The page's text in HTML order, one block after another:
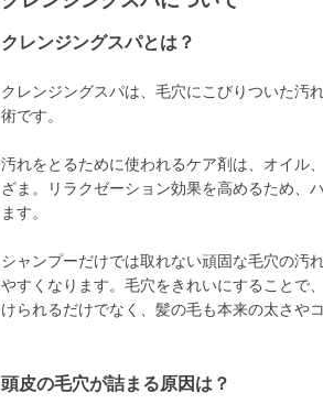
クレンジングスパとは？
クレンジングスパは、毛穴にこびりついた汚
術です。
汚れをとるために使われるケア剤は、オイル
ざま。リラクゼーション効果を高めるため、
ます。
シャンプーだけでは取れない頑固な毛穴の汚
やすくなります。毛穴をきれいにすることで
けられるだけでなく、髪の毛も本来の太さや
頭皮の毛穴が詰まる原因は？